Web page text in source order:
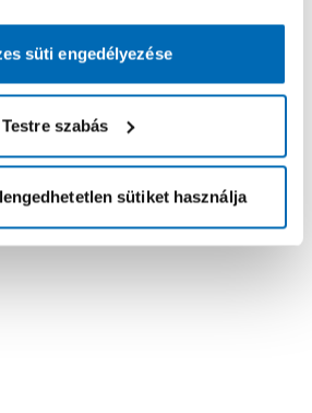
süti engedélyezése
Testre szabás
sütiket használja